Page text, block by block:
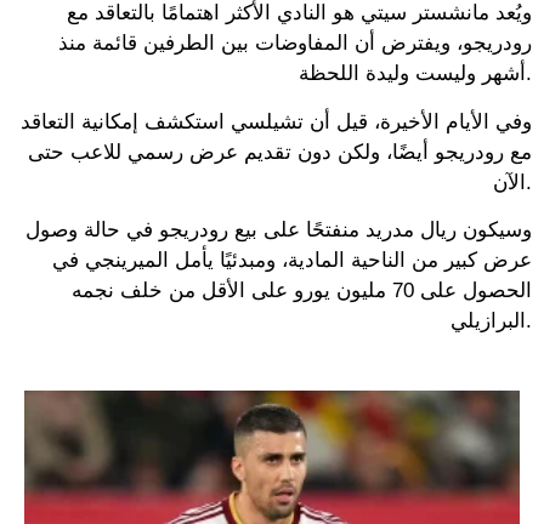
ويُعد مانشستر سيتي هو النادي الأكثر اهتمامًا بالتعاقد مع
رودريجو، ويفترض أن المفاوضات بين الطرفين قائمة منذ
أشهر وليست وليدة اللحظة.
وفي الأيام الأخيرة، قيل أن تشيلسي استكشف إمكانية التعاقد
مع رودريجو أيضًا، ولكن دون تقديم عرض رسمي للاعب حتى
الآن.
وسيكون ريال مدريد منفتحًا على بيع رودريجو في حالة وصول
عرض كبير من الناحية المادية، ومبدئيًا يأمل الميرينجي في
الحصول على 70 مليون يورو على الأقل من خلف نجمه
البرازيلي.